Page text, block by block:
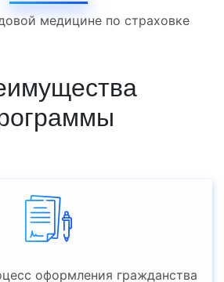
медицине по страховке
оформления гражданства